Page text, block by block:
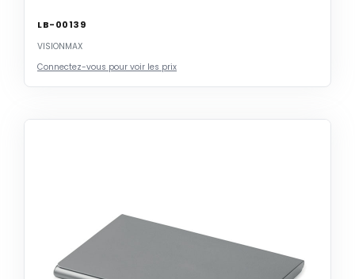
LB-00139
VISIONMAX
Connectez-vous pour voir les prix